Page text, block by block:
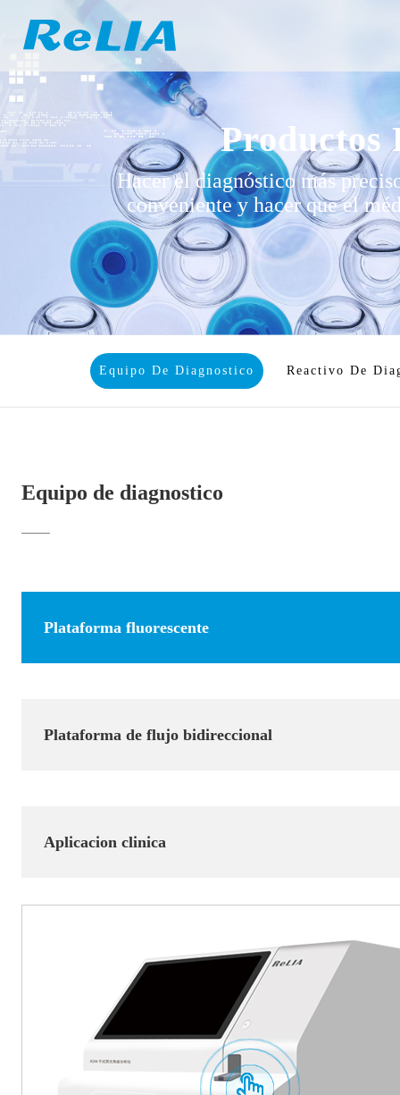
Productos
Hacer el diagnóstico más
conveniente y hacer que el
Equipo De Diagnostico Reactivo De
Equipo de diagnostico
Plataforma fluorescente
Plataforma de flujo bidireccional
Aplicacion clinica